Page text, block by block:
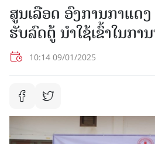
ສູນເລືອດ ອົງການກາແດ
ຮັບລົດຕູ້ ນຳໃຊ້ເຂົ້າໃນກາ
10:14 09/01/2025